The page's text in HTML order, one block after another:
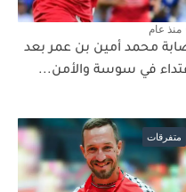
منذ عام
محمد أمين بن عمر بعد
في سوسة والأمن...
متفرقات